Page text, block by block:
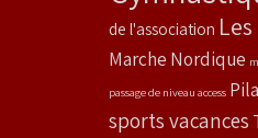
de l'association
Marche Nordique
passage de niveau access
sports vacances